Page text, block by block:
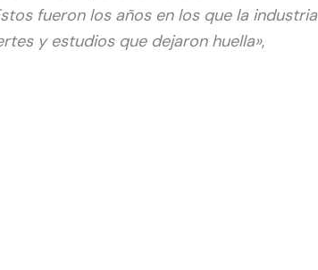
fueron los años en los que la industria
y estudios que dejaron huella»,